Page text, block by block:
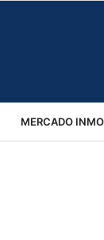
MERCADO